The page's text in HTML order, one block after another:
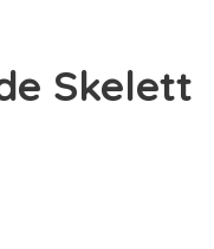
Skelett